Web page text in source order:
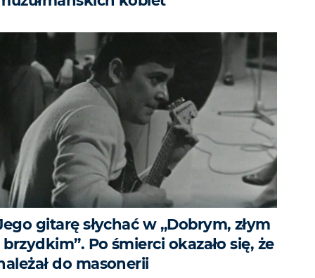
gitarę słychać w „Dobrym, złym
brzydkim”. Po śmierci okazało się, że
do masonerii